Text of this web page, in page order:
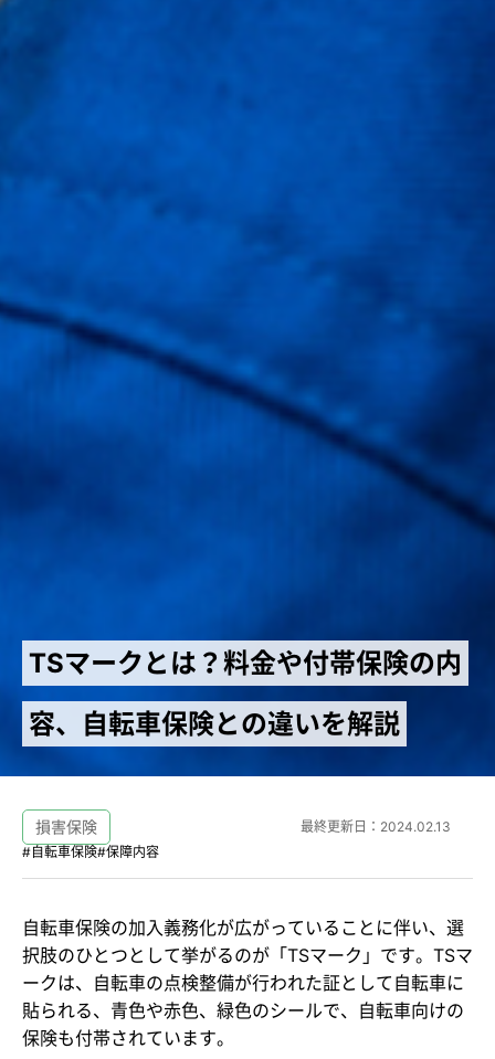
TSマークとは？料金や付帯保険の内
容、自転車保険との違いを解説
損害保険
#自転車保険#保障内容
最終更新日： 2024.02.13
自転車保険の加入義務化が広がっていることに伴い、選
択肢のひとつとして挙がるのが「TSマーク」です。TSマ
ークは、自転車の点検整備が行われた証として自転車に
貼られる、青色や赤色、緑色のシールで、自転車向けの
保険も付帯されています。